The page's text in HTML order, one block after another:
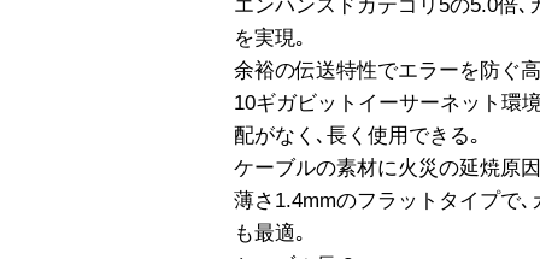
エンハンスドカテゴリ5の5.0倍
を実現｡
余裕の伝送特性でエラーを防ぐ
10ギガビットイーサーネット環
配がなく､長く使用できる｡
ケーブルの素材に火災の延焼原
薄さ1.4mmのフラットタイプで
も最適｡